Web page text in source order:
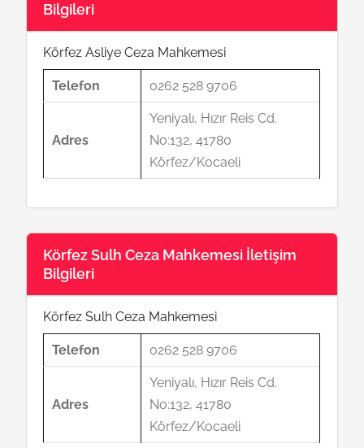
Bilgileri
Körfez Asliye Ceza Mahkemesi
Telefon 0262 528 9706
Adres
Yeniyalı, Hızır Reis Cd.
No:132, 41780
Körfez/Kocaeli
Körfez Sulh Ceza Mahkemesi İletişim
Bilgileri
Körfez Sulh Ceza Mahkemesi
Telefon 0262 528 9706
Adres
Yeniyalı, Hızır Reis Cd.
No:132, 41780
Körfez/Kocaeli